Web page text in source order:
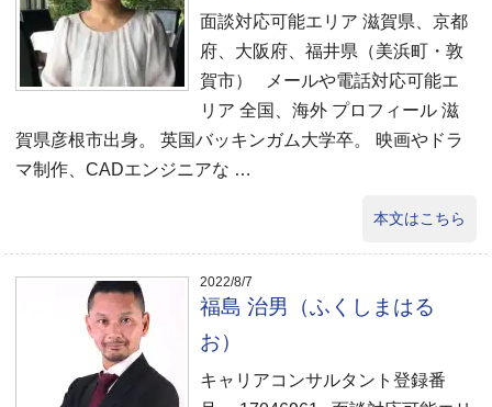
面談対応可能エリア 滋賀県、京都
府、大阪府、福井県（美浜町・敦
賀市） メールや電話対応可能エ
リア 全国、海外 プロフィール 滋
賀県彦根市出身。 英国バッキンガム大学卒。 映画やドラ
マ制作、CADエンジニアな …
本文はこちら
2022/8/7
福島 治男（ふくしまはる
お）
キャリアコンサルタント登録番